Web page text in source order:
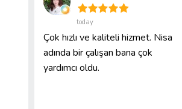
today
Çok hızlı ve kaliteli hizmet. Nisa
adında bir çalışan bana çok
yardımcı oldu.